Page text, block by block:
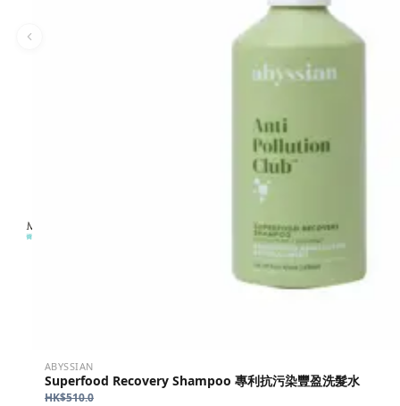
ABYSSIAN
Superfood Recovery Shampoo 專利抗污染豐盈洗髮水
HK$510.0